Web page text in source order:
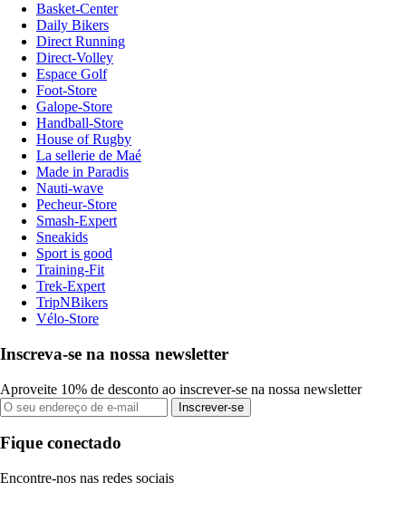
Basket-Center
Daily Bikers
Direct Running
Direct-Volley
Espace Golf
Foot-Store
Galope-Store
Handball-Store
House of Rugby
La sellerie de Maé
Made in Paradis
Nauti-wave
Pecheur-Store
Smash-Expert
Sneakids
Sport is good
Training-Fit
Trek-Expert
TripNBikers
Vélo-Store
Inscreva-se na nossa newsletter
Aproveite 10% de desconto ao inscrever-se na nossa newsletter
Inscrever-se
Fique conectado
Encontre-nos nas redes sociais